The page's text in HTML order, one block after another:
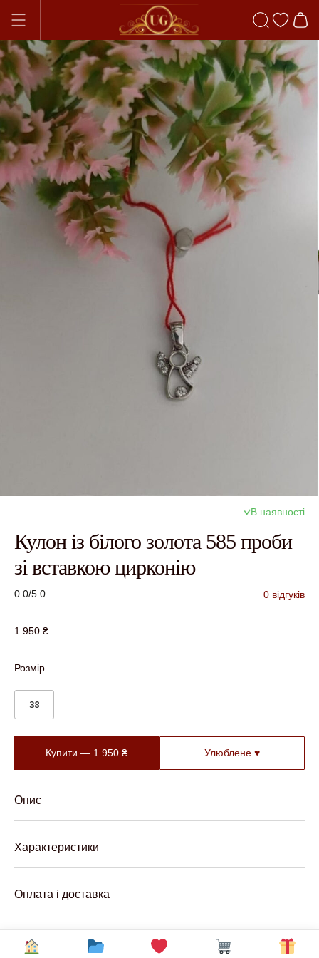
В наявності
Кулон із білого золота 585 проби
зі вставкою цирконію
0.0/5.0 0 відгуків
1 950 ₴
Розмір
38
Купити — 1 950₴ Улюблене ♥
Опис
Характеристики
Оплата і доставка